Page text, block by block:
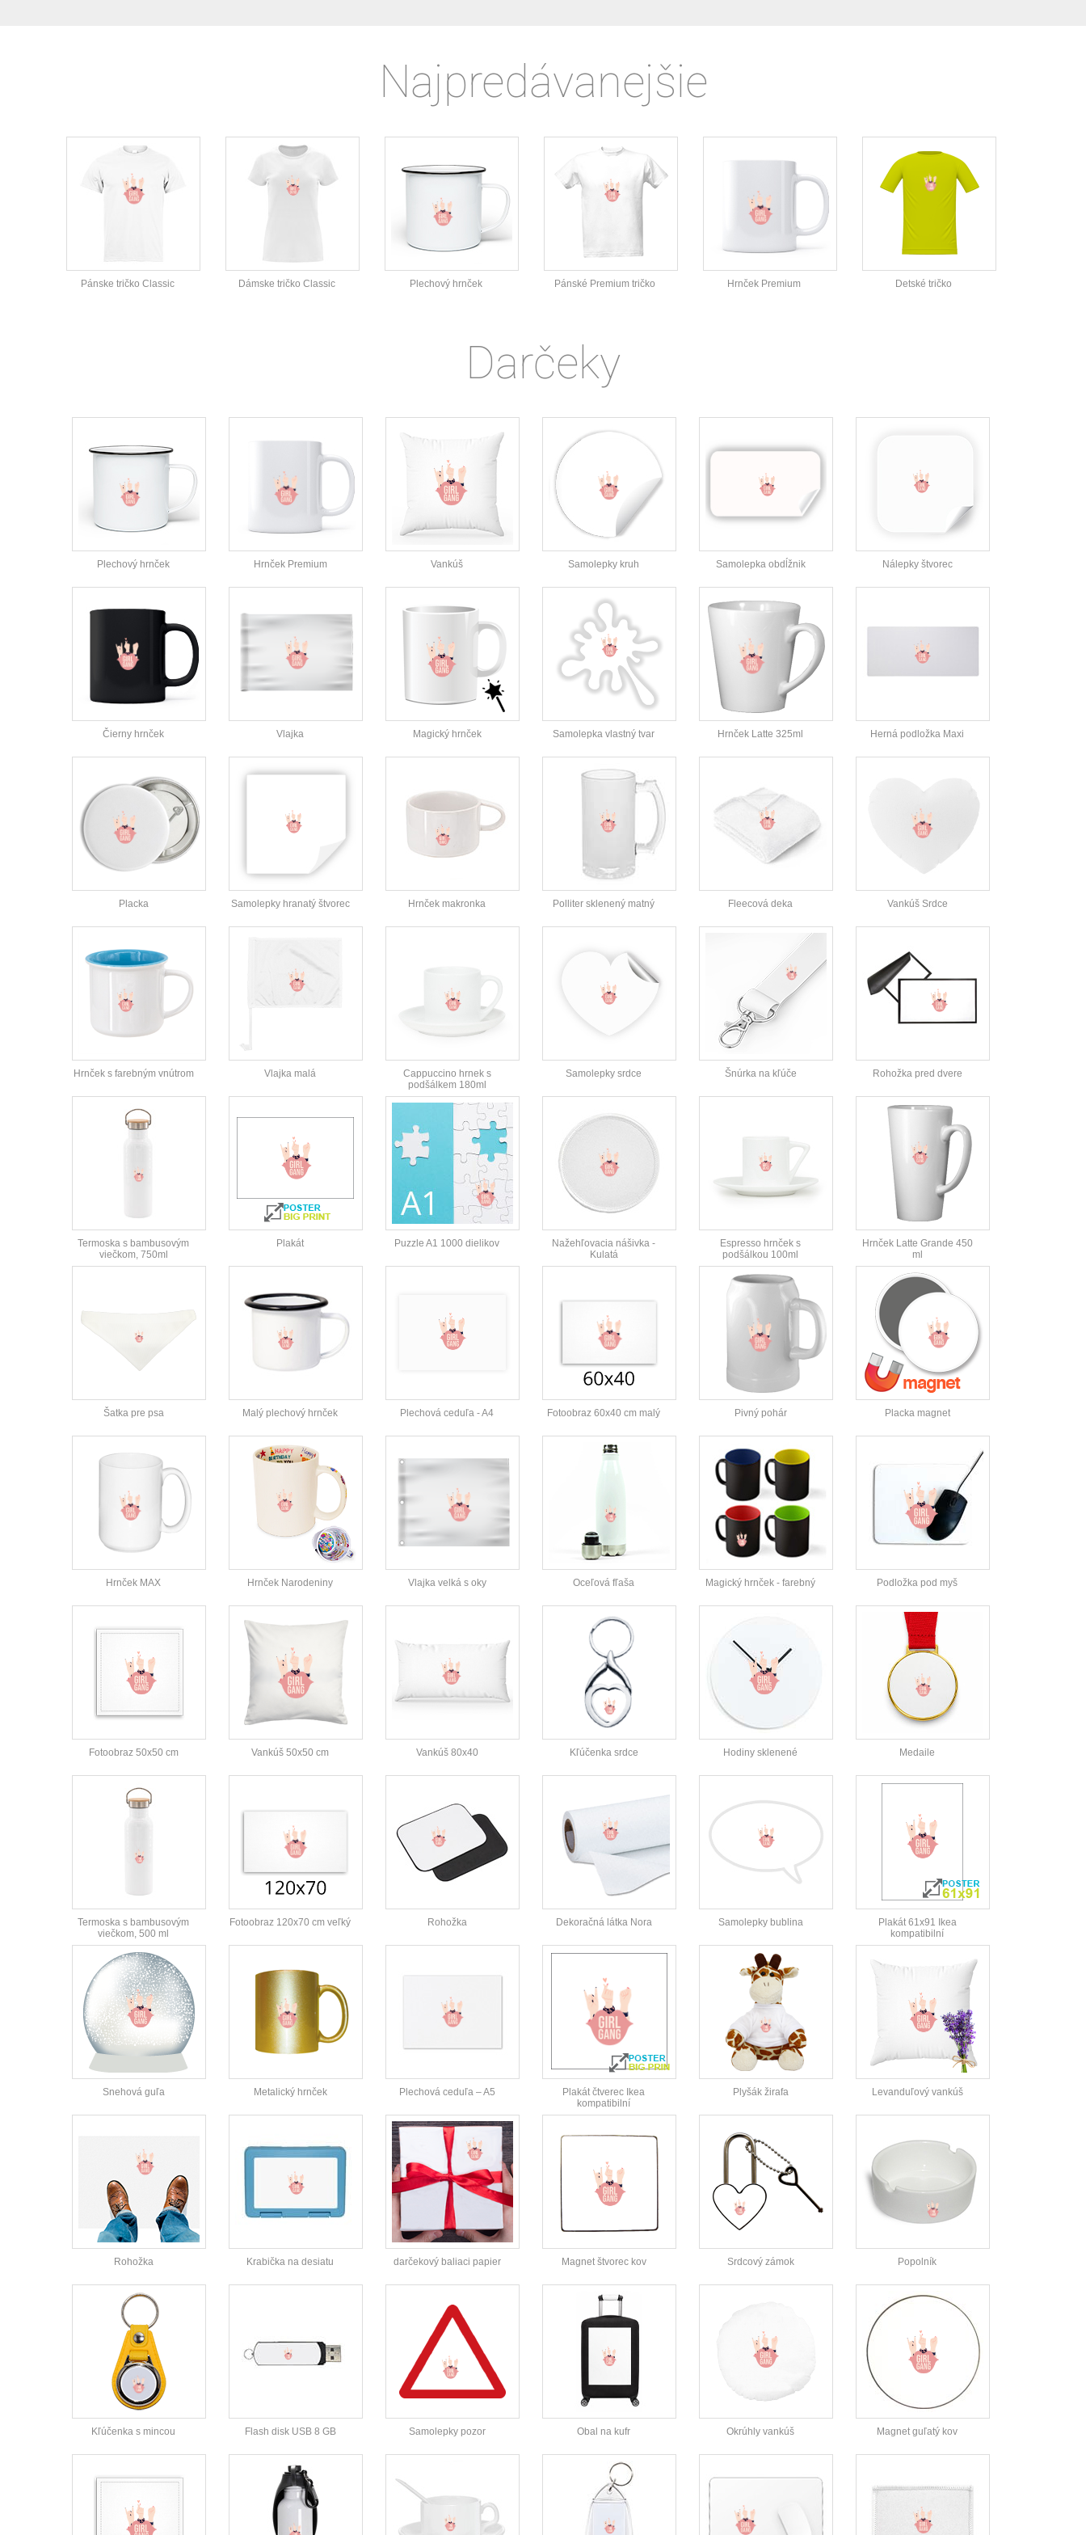
Najpredávanejšie
Pánske tričko Classic Dámske tričko Classic Plechový hrnček Pánské Premium tričko Hrnček Premium Detské tričko
Darčeky
Plechový hrnček Hrnček Premium Vankúš Samolepky kruh Samolepka obdĺžnik Nálepky štvorec
Čierny hrnček Vlajka Magický hrnček Samolepka vlastný tvar Hrnček Latte 325ml Herná podložka Maxi
Placka Samolepky hranatý štvorec Hrnček makronka Polliter sklenený matný Fleecová deka Vankúš Srdce
Hrnček s farebným vnútrom Vlajka malá
Cappuccino hrnek s
podšálkem 180ml
Samolepky srdce Šnúrka na kľúče Rohožka pred dvere
Termoska s bambusovým
viečkom, 750ml
Plakát Puzzle A1 1000 dielikov
Nažehľovacia nášivka -
Kulatá
Espresso hrnček s
podšálkou 100ml
Hrnček Latte Grande 450
ml
Šatka pre psa Malý plechový hrnček Plechová ceduľa - A4 Fotoobraz 60x40 cm malý Pivný pohár Placka magnet
Hrnček MAX Hrnček Narodeniny Vlajka velká s oky Oceľová fľaša Magický hrnček - farebný Podložka pod myš
Fotoobraz 50x50 cm Vankúš 50x50 cm Vankúš 80x40 Kľúčenka srdce Hodiny sklenené Medaile
Termoska s bambusovým
viečkom, 500 ml
Fotoobraz 120x70 cm veľký Rohožka Dekoračná látka Nora Samolepky bublina
Plakát 61x91 Ikea
kompatibilní
Snehová guľa Metalický hrnček Plechová ceduľa – A5
Plakát čtverec Ikea
kompatibilní
Plyšák žirafa Levanduľový vankúš
Rohožka Krabička na desiatu darčekový baliaci papier Magnet štvorec kov Srdcový zámok Popolník
Kľúčenka s mincou Flash disk USB 8 GB Samolepky pozor Obal na kufr Okrúhly vankúš Magnet guľatý kov